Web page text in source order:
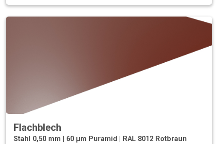
Flachblech
Stahl 0,50 mm | 60 µm Puramid | RAL 8012 Rotbraun